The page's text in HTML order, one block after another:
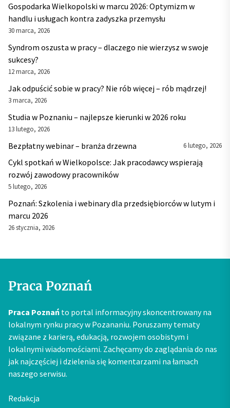
Gospodarka Wielkopolski w marcu 2026: Optymizm w
handlu i usługach kontra zadyszka przemysłu
30 marca, 2026
Syndrom oszusta w pracy – dlaczego nie wierzysz w swoje
sukcesy?
12 marca, 2026
Jak odpuścić sobie w pracy? Nie rób więcej – rób mądrzej!
3 marca, 2026
Studia w Poznaniu – najlepsze kierunki w 2026 roku
13 lutego, 2026
Bezpłatny webinar – branża drzewna 6 lutego, 2026
Cykl spotkań w Wielkopolsce: Jak pracodawcy wspierają
rozwój zawodowy pracowników
5 lutego, 2026
Poznań: Szkolenia i webinary dla przedsiębiorców w lutym i
marcu 2026
26 stycznia, 2026
Praca Poznań
Praca Poznań to portal informacyjny skoncentrowany na
lokalnym rynku pracy w Pozananiu. Poruszamy tematy
związane z karierą, edukacją, rozwojem osobistym i
lokalnymi wiadomościami. Zachęcamy do zaglądania do nas
jak najczęściej i dzielenia się komentarzami na łamach
naszego serwisu.
Redakcja